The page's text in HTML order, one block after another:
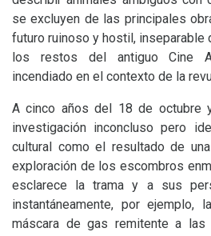
se excluyen de las principales
futuro ruinoso y hostil, inseparable
los restos del antiguo Cine
incendiado en el contexto de la
A cinco años del 18 de octubre
investigación inconcluso pero
cultural como el resultado de
exploración de los escombros
esclarece la trama y a sus
instantáneamente, por ejemplo,
máscara de gas remitente a